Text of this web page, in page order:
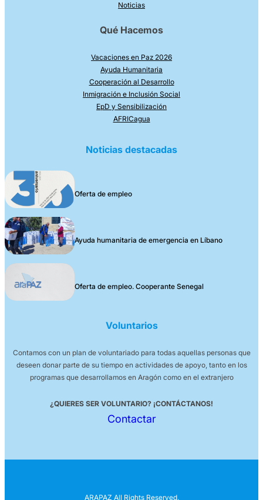
Noticias
Qué Hacemos
Vacaciones en Paz 2026
Ayuda Humanitaria
Cooperación al Desarrollo
Inmigración e Inclusión Social
EpD y Sensibilización
AFRICagua
Noticias destacadas
Oferta de empleo
Ayuda humanitaria de emergencia en Líbano
Oferta de empleo. Cooperante Senegal
Voluntarios
Contamos con un plan de voluntariado para todas aquellas personas que
deseen donar parte de su tiempo en actividades de apoyo, tanto en los
programas que desarrollamos en Aragón como en el extranjero
¿QUIERES SER VOLUNTARIO? ¡CONTÁCTANOS!
Contactar
ARAPAZ All Rights Reserved.